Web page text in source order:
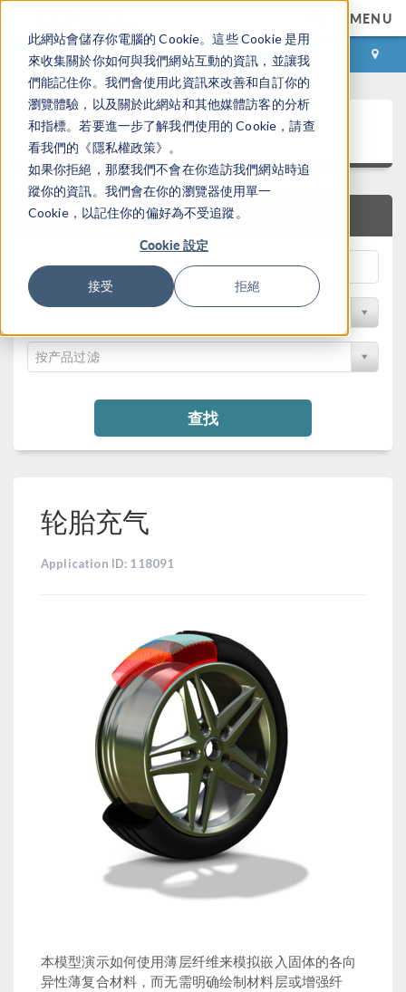
此網站會儲存你電腦的 Cookie。這些 Cookie 是用
來收集關於你如何與我們網站互動的資訊，並讓我
們能記住你。我們會使用此資訊來改善和自訂你的
瀏覽體驗，以及關於此網站和其他媒體訪客的分析
和指標。若要進一步了解我們使用的 Cookie，請查
看我們的《隱私權政策》。
如果你拒絕，那麼我們不會在你造訪我們網站時追
蹤你的資訊。我們會在你的瀏覽器使用單一
Cookie，以記住你的偏好為不受追蹤。
Cookie 設定
接受 拒絕
MENU
登录 咨询与购买
案例下载
快速搜索
按学科过滤
按产品过滤
查找
轮胎充气
Application ID: 118091
本模型演示如何使用薄层纤维来模拟嵌入固体的各向
异性薄复合材料，而无需明确绘制材料层或增强纤